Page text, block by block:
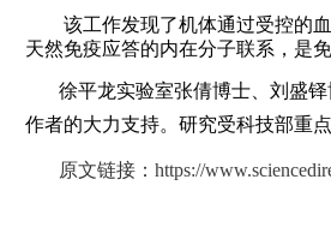
该工作发现了机体通过受控的
天然免疫应答的内在分子联系，是
徐平龙实验室张倩博士、刘盛铎
作者的大力支持。研究受科技部重
原文链接： https://